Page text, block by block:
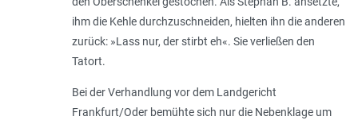
ihm die Kehle durchzuschneiden, hielten ihn die anderen
zurück: »Lass nur, der stirbt eh«. Sie verließen den
Tatort.
Bei der Verhandlung vor dem Land­gericht
Frankfurt/Oder bemühte sich nur die Nebenklage um